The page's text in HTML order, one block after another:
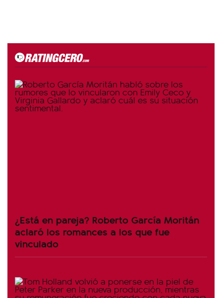
¿Está en pareja? Roberto García Moritán
aclaró los romances a los que fue
vinculado